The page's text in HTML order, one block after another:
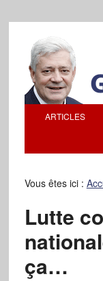
ARTICLES
Vous êtes ici :
Lutte
ça…